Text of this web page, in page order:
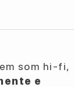
som hi-fi,
e